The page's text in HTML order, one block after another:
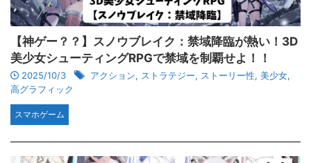
【神ゲー？？】スノウブレイク：禁域降臨が熱い！3D
美少女シューティングRPGで禁域を制覇せよ！！
2025/10/3 アクション, ストラテジー, ストーリー性, 美少女,
高グラフィック
スマホゲーム